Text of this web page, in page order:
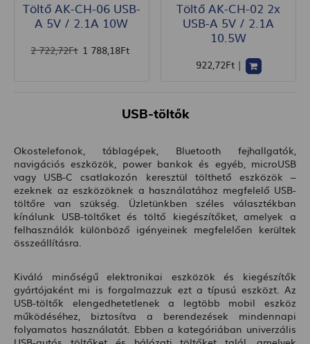
Töltő AK-CH-06 USB-
A 5V / 2.1A 10W
2 722,72Ft 1 788 ,18Ft
Töltő AK-CH-02 2x
USB-A 5V / 2.1A
10.5W
922 ,72Ft |
USB-töltők
Okostelefonok, táblagépek, Bluetooth fejhallgatók,
navigációs eszközök, power bankok és egyéb, microUSB
vagy USB-C csatlakozón keresztül tölthető eszközök –
ezeknek az eszközöknek a használatához megfelelő USB-
töltőre van szükség. Üzletünkben széles választékban
kínálunk USB-töltőket és töltő kiegészítőket, amelyek a
felhasználók különböző igényeinek megfelelően kerültek
összeállításra.
Kiváló minőségű elektronikai eszközök és kiegészítők
gyártójaként mi is forgalmazzuk ezt a típusú eszközt. Az
USB-töltők elengedhetetlenek a legtöbb mobil eszköz
működéséhez, biztosítva a berendezések mindennapi
folyamatos használatát. Ebben a kategóriában univerzális